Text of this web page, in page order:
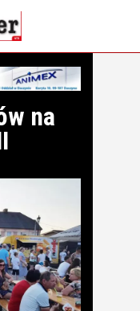
na